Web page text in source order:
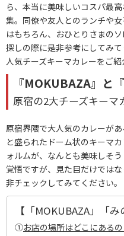
ら、本当に美味しいコスパ最
集。同僚や友人とのランチや
はもちろん、おひとりさまの
探しの際に是非参考にしてみ
人気チーズキーマカレーをご紹
『MOKUBAZA』と
原宿の2大チーズキーマ
原宿界隈で大人気のカレーが
と盛られたドーム状のキーマ
ォルムが、なんとも美味しそ
覚悟ですが、見た目だけでは
非チェックしてみてください。
【「MOKUBAZA」「
①お店の場所はどこにあるの